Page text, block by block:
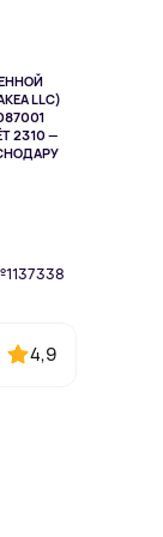
LLC)
2310 —
4,9